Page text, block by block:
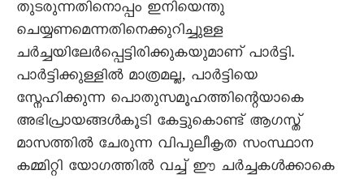
തുടരുന്നതിനൊപ്പം ഇനിയെന്തു
ചെയ്യണമെന്നതിനെക്കുറിച്ചുള്ള
ചർച്ചയിലേർപ്പെട്ടിരിക്കുകയുമാണ് പാർട്ടി.
പാർട്ടിക്കുള്ളിൽ മാത്രമല്ല, പാർട്ടിയെ
സ്നേഹിക്കുന്ന പൊതുസമൂഹത്തിന്റെയാകെ
അഭിപ്രായങ്ങൾകൂടി കേട്ടുകൊണ്ട് ആഗസ്ത്
മാസത്തിൽ ചേരുന്ന വിപുലീകൃത സംസ്ഥാന
കമ്മിറ്റി യോഗത്തിൽ വച്ച് ഈ ചർച്ചകൾക്കാകെ